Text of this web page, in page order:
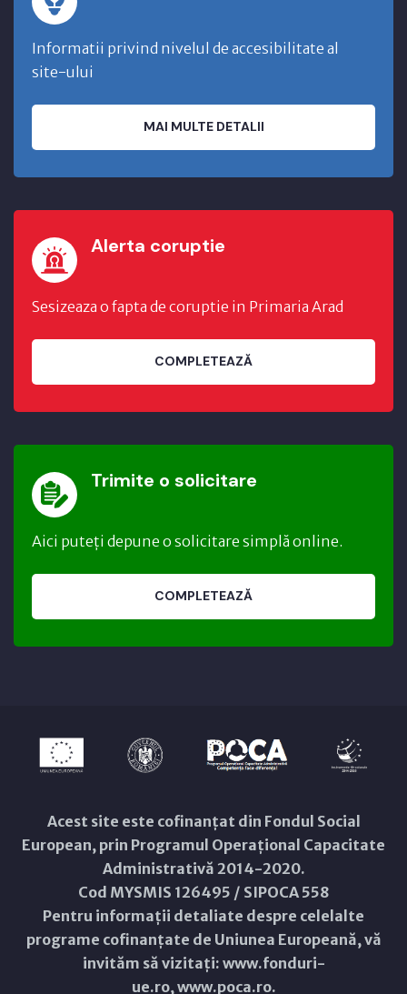
Informatii privind nivelul de accesibilitate al
site-ului
MAI MULTE DETALII
Alerta coruptie
Sesizeaza o fapta de coruptie in Primaria Arad
COMPLETEAZĂ
Trimite o solicitare
Aici puteți depune o solicitare simplă online.
COMPLETEAZĂ
Acest site este cofinanțat din Fondul Social
European, prin Programul Operațional Capacitate
Administrativă 2014-2020.
Cod MYSMIS 126495 / SIPOCA 558
Pentru informații detaliate despre celelalte
programe cofinanțate de Uniunea Europeană, vă
invităm să vizitați: www.fonduri-
ue.ro,www.poca.ro.